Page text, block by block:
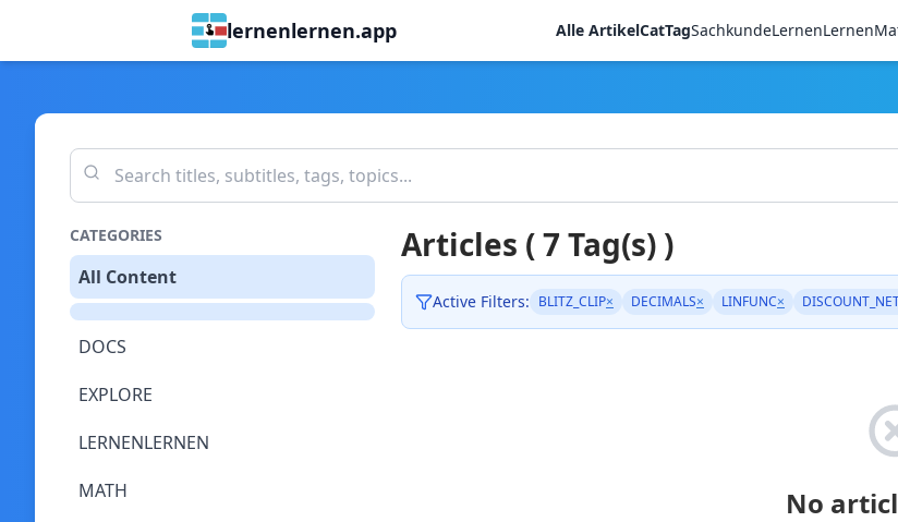
lernenlernen.app Alle ArtikelCatTagSachkundeLernenLernen
CATEGORIES
All Content
DOCS
EXPLORE
LERNENLERNEN
MATH
Articles ( 7 Tag(s) )
Active Filters: BLITZ_CLIP× DECIMALS× LINFUNC×
No